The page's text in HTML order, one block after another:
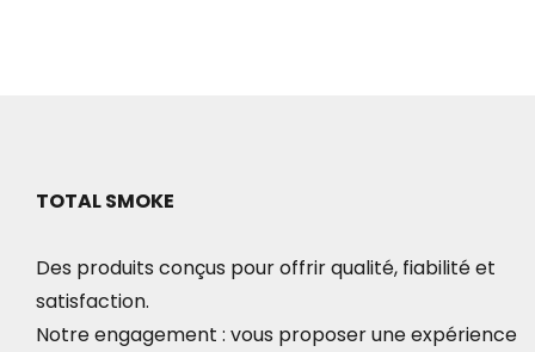
TOTAL SMOKE
Des produits conçus pour offrir qualité, fiabilité et
satisfaction.
Notre engagement : vous proposer une expérience